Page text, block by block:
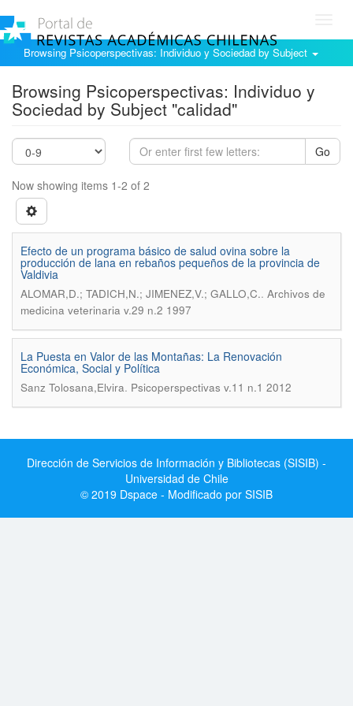
Browsing Psicoperspectivas: Individuo y Sociedad by Subject
Browsing Psicoperspectivas: Individuo y
Sociedad by Subject "calidad"
Go
Now showing items 1-2 of 2
Efecto de un programa básico de salud ovina sobre la
producción de lana en rebaños pequeños de la provincia de
Valdivia
ALOMAR,D.; TADICH,N.; JIMENEZ,V.; GALLO,C.. Archivos de
medicina veterinaria v.29 n.2 1997
La Puesta en Valor de las Montañas: La Renovación
Económica, Social y Política
Sanz Tolosana,Elvira. Psicoperspectivas v.11 n.1 2012
Dirección de Servicios de Información y Bibliotecas (SISIB) -
Universidad de Chile
© 2019 Dspace - Modificado por SISIB